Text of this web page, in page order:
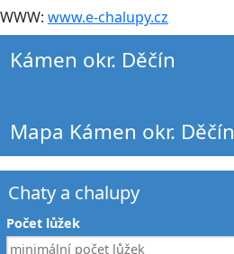
WWW: www.e-chalupy.cz
Kámen okr. Děčín
Mapa Kámen okr. Děčín
Chaty a chalupy
Počet lůžek